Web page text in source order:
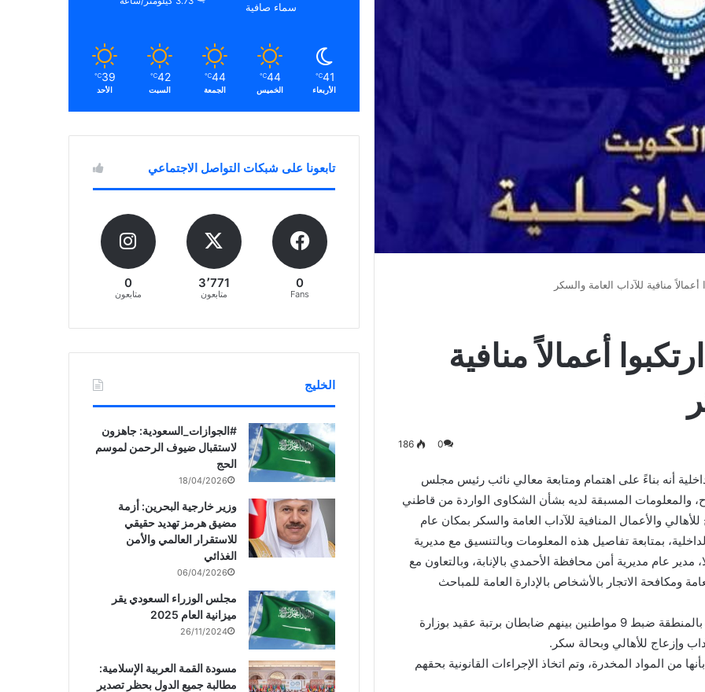
ارتكبوا أعمالاً منافية
0
186
أنه بناءً على اهتمام ومتابعة معالي نائب رئيس مجلس
والمعلومات المسبقة لديه بشأن الشكاوى الواردة من قاطني
والأعمال المنافية للآداب العامة والسكر بمكان عام
بمتابعة تفاصيل هذه المعلومات وبالتنسيق مع مديرية
عام مديرية أمن محافظة الأحمدي بالإنابة، وبالتعاون مع
ومكافحة الاتجار بالأشخاص بالإدارة العامة للمباحث
تم فجر اليوم السبت 30/4/2016 في إحدى الشاليهات بالمنطقة ضبط 9 مواطنين بينهم ضابطان برتبة عقيد بوزارة
من المواد المخدرة، وتم اتخاذ الإجراءات القانونية بحقهم
سماء صافية
41
℃
الأربعاء
44
℃
الخميس
44
℃
الجمعة
42
℃
السبت
39
℃
الأحد
تابعونا على شبكات التواصل الاجتماعي
0
Fans
3٬771
متابعون
0
متابعون
الخليج
‏‎#الجوازات_السعودية: جاهزون
لاستقبال ضيوف الرحمن لموسم
الحج
18/04/2026
وزير خارجية البحرين: أزمة
مضيق هرمز تهديد حقيقي
للاستقرار العالمي والأمن
الغذائي
06/04/2026
مجلس الوزراء السعودي يقر
ميزانية العام 2025
26/11/2024
مسودة القمة العربية الإسلامية:
مطالبة جميع الدول بحظر تصدير